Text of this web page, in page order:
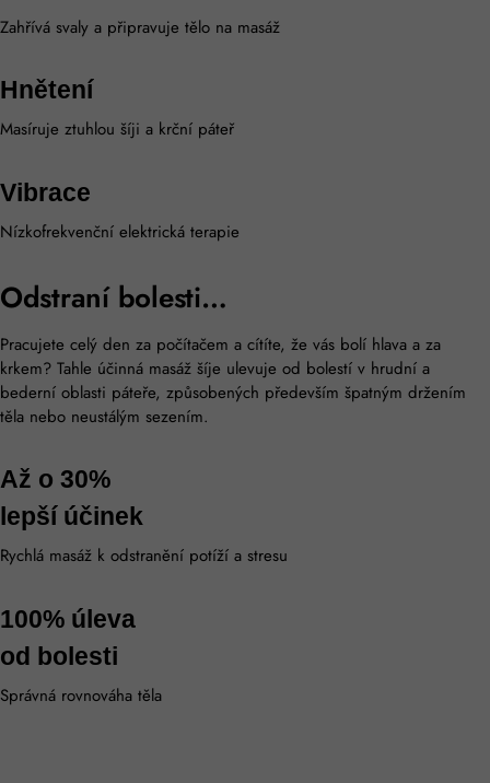
Zahřívá svaly a připravuje tělo na masáž
Hnětení
Masíruje ztuhlou šíji a krční páteř
Vibrace
Nízkofrekvenční elektrická terapie
Odstraní bolesti…
Pracujete celý den za počítačem a cítíte, že vás bolí hlava a za
krkem? Tahle účinná masáž šíje ulevuje od bolestí v hrudní a
bederní oblasti páteře, způsobených především špatným držením
těla nebo neustálým sezením.
Až o 30%
lepší účinek
Rychlá masáž k odstranění potíží a stresu
100% úleva
od bolesti
Správná rovnováha těla